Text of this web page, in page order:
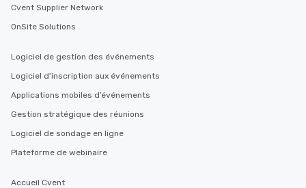
Cvent Supplier Network
OnSite Solutions
Logiciel de gestion des événements
Logiciel d'inscription aux événements
Applications mobiles d’événements
Gestion stratégique des réunions
Logiciel de sondage en ligne
Plateforme de webinaire
Accueil Cvent